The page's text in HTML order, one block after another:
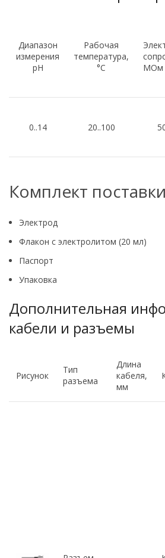
Диапазон
измерения
pH
Рабочая
температура,
°С
МОм
0..14 20..100
Комплект поставки
Электрод
Флакон с электролитом (20 мл)
Паспорт
Упаковка
Дополнительная
кабели и разъемы
Рисунок
Тип
разъема
Длина
кабеля,
мм